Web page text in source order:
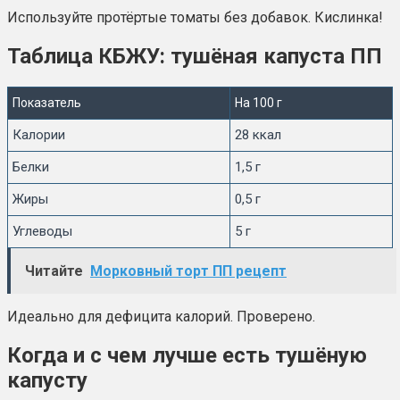
Используйте протёртые томаты без добавок. Кислинка!
Таблица КБЖУ: тушёная капуста ПП
Показатель На 100 г
Калории
28 ккал
Белки
1,5 г
Жиры
0,5 г
Углеводы
5 г
Читайте Морковный торт ПП рецепт
Идеально для дефицита калорий. Проверено.
Когда и с чем лучше есть тушёную
капусту